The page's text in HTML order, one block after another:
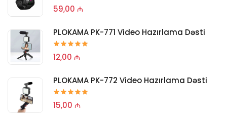
59,00 ₼
PLOKAMA PK-771 Video Hazırlama Dəsti
12,00 ₼
PLOKAMA PK-772 Video Hazırlama Dəsti
15,00 ₼